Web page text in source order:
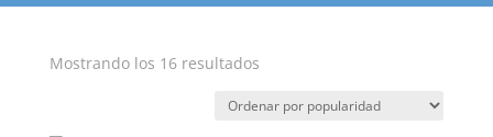
Mostrando los 16 resultadosOrdenado
popularidad